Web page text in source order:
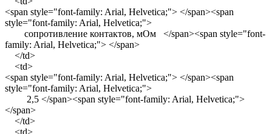
<span style="font-family: Arial, Helvetica;"> </span><span
style="font-family: Arial, Helvetica;">
сопротивление контактов, мОм </span><span style="font-
family: Arial, Helvetica;"> </span>
</td>
<td>
<span style="font-family: Arial, Helvetica;"> </span><span
style="font-family: Arial, Helvetica;">
2,5 </span><span style="font-family: Arial, Helvetica;">
</span>
</td>
<td>